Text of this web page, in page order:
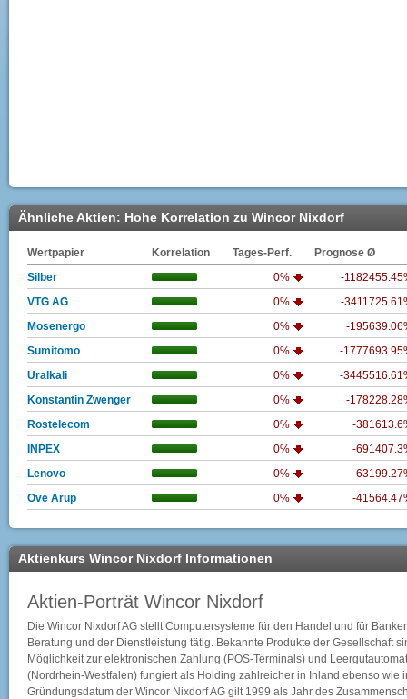
Ähnliche Aktien: Hohe Korrelation zu Wincor Nixdorf
Wertpapier Korrelation Tages-Perf.
Prognose Ø
Silber
0%
-
VTG AG
0%
-
Mosenergo
0%
-
Sumitomo
0%
-
Uralkali
0%
-
Konstantin Zwenger
0%
-
Rostelecom
0%
-
INPEX
0%
-
Lenovo
0%
-
Ove Arup
0% -
Aktienkurs Wincor Nixdorf Informationen
Aktien-Porträt Wincor Nixdorf
Die Wincor Nixdorf AG stellt Computersysteme für den Handel und für
Beratung und der Dienstleistung tätig. Bekannte Produkte der Gesellschaft
Möglichkeit zur elektronischen Zahlung (POS-Terminals) und
(Nordrhein-Westfalen) fungiert als Holding zahlreicher in Inland ebenso wie
Gründungsdatum der Wincor Nixdorf AG gilt 1999 als Jahr des